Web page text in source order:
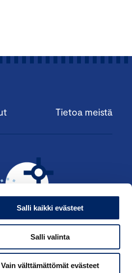
Salli kaikki evästeet
Salli valinta
Vain välttämättömät evästeet
Tietoa meistä
ANSIOMERKKIÄ ›